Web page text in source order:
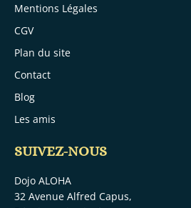
Mentions Légales
CGV
Plan du site
Contact
Blog
Les amis
SUIVEZ-NOUS
Dojo ALOHA
32 Avenue Alfred Capus,